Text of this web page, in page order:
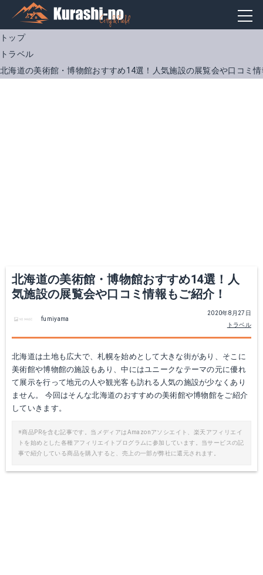
トップ
トラベル
北海道の美術館・博物館おすすめ14選！人気施設の展覧会や口コミ
北海道の美術館・博物館おすすめ14選！人
気施設の展覧会や口コミ情報もご紹介！
2020年8月27日
トラベル
fumiyama
北海道は土地も広大で、札幌を始めとして大きな街があり、そこに
美術館や博物館の施設もあり、中にはユニークなテーマの元に優れ
て展示を行って地元の人や観光客も訪れる人気の施設が少なくあり
ません。 今回はそんな北海道のおすすめの美術館や博物館をご紹介
していきます。
※商品PRを含む記事です。当メディアはAmazonアソシエイト、楽天アフィリエイ
トを始めとした各種アフィリエイトプログラムに参加しています。当サービスの記
事で紹介している商品を購入すると、売上の一部が弊社に還元されます。